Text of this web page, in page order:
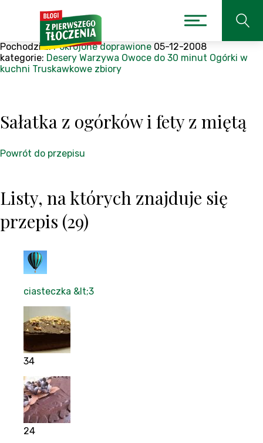
Pochodzi z:Pokrojone doprawione 05-12-2008
kategorie: Desery Warzywa Owoce do 30 minut Ogórki w
kuchni Truskawkowe zbiory
Sałatka z ogórków i fety z miętą
Powrót do przepisu
Listy, na których znajduje się
przepis (29)
ciasteczka &lt;3
34
24